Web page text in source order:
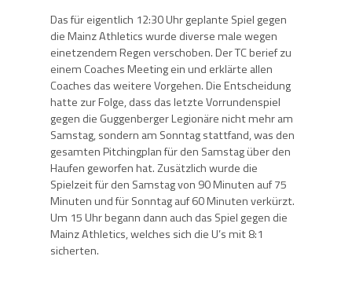
Das für eigentlich 12:30 Uhr geplante Spiel gegen
die Mainz Athletics wurde diverse male wegen
einetzendem Regen verschoben. Der TC berief zu
einem Coaches Meeting ein und erklärte allen
Coaches das weitere Vorgehen. Die Entscheidung
hatte zur Folge, dass das letzte Vorrundenspiel
gegen die Guggenberger Legionäre nicht mehr am
Samstag, sondern am Sonntag stattfand, was den
gesamten Pitchingplan für den Samstag über den
Haufen geworfen hat. Zusätzlich wurde die
Spielzeit für den Samstag von 90 Minuten auf 75
Minuten und für Sonntag auf 60 Minuten verkürzt.
Um 15 Uhr begann dann auch das Spiel gegen die
Mainz Athletics, welches sich die U’s mit 8:1
sicherten.